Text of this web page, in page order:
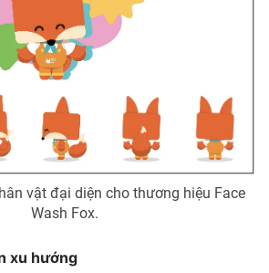
vật đại diện cho thương hiệu Face
Wash Fox.
xu hướng